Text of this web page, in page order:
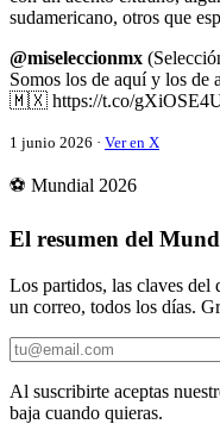
sudamericano, otros que
@miseleccionmx
Somos los de aquí y los
🇲🇽 https://t.co/
1 junio 2026 · Ver en X
⚽ Mundial 2026
El resumen del
Los partidos, las claves
un correo, todos los días.
Al suscribirte aceptas
baja cuando quieras.